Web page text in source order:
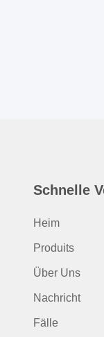
Schnelle
Heim
Produits
Über Uns
Nachricht
Fälle